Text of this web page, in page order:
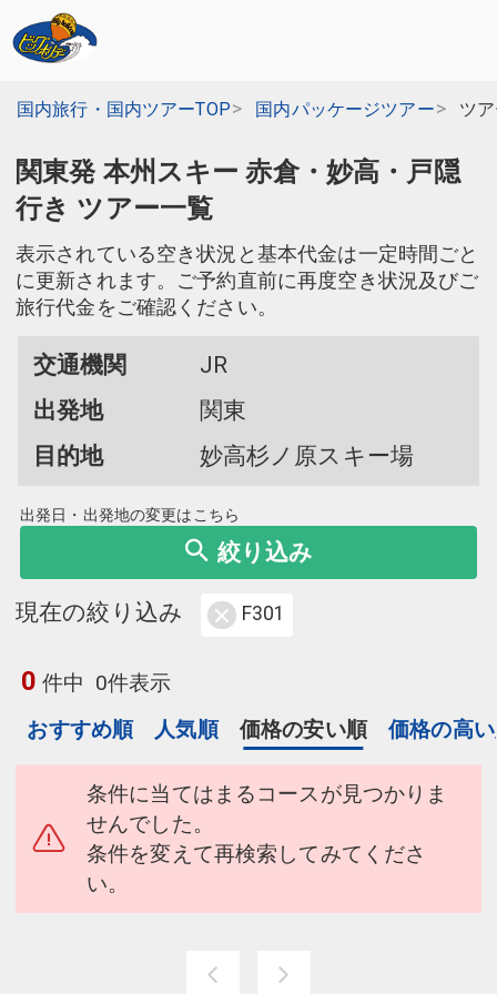
国内旅行・国内ツアーTOP 国内パッケージツアー ツ
関東発 本州スキー 赤倉・妙高・戸隠
行き ツアー一覧
表示されている空き状況と基本代金は一定時間ごと
に更新されます。ご予約直前に再度空き状況及びご
旅行代金をご確認ください。
交通機関
JR
出発地
関東
目的地
妙高杉ノ原スキー場
出発日・出発地の変更はこちら
絞り込み
現在の絞り込み F301
0 件中 0件表示
おすすめ順
人気順 価格の安い順 価格の高
条件に当てはまるコースが見つかりま
せんでした。
条件を変えて再検索してみてくださ
い。